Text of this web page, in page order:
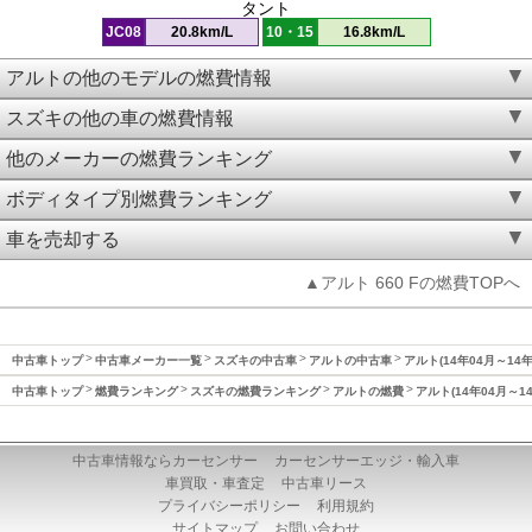
タント
JC08 20.8km/L 10・15 16.8km/L
アルトの他のモデルの燃費情報
スズキの他の車の燃費情報
他のメーカーの燃費ランキング
ボディタイプ別燃費ランキング
車を売却する
▲アルト 660 Fの燃費TOPへ
中古車トップ 中古車メーカー一覧 スズキの中古車 アルトの中古車 アルト(14年04月～14
中古車トップ 燃費ランキング スズキの燃費ランキング アルトの燃費 アルト(14年04月～
中古車情報ならカーセンサー
カーセンサーエッジ・輸入車
車買取・車査定
中古車リース
プライバシーポリシー
利用規約
サイトマップ
お問い合わせ